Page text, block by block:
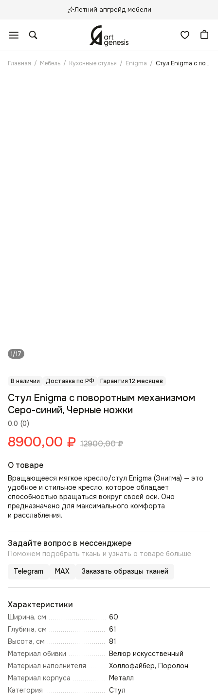
Летний апгрейд мебели
Главная / Мебель / Кухонные стулья / Enigma / Стул Enigma с поворотным механизмом Серо-синий, Черные ножки
1/17
В наличии Доставка по РФ Гарантия 12 месяцев
0.0 (0)
Стул Enigma с поворотным механизмом
Серо-синий, Черные ножки
8900,00 ₽ 12900,00₽
О товаре
Вращающееся мягкое кресло/стул Enigma (Энигма) — это
удобное и стильное кресло, которое обладает
способностью вращаться вокруг своей оси. Оно
предназначено для максимального комфорта
и расслабления.
Задайте вопрос в мессенджере
Поможем подобрать ткань и узнать о товаре больше
Telegram MAX Заказать образцы тканей
Характеристики
Ширина, см
60
Глубина, см
61
Высота, см
81
Материал обивки
Велюр искусственный
Материал наполнителя
Холлофайбер, Поролон
Материал корпуса
Металл
Категория
Стул